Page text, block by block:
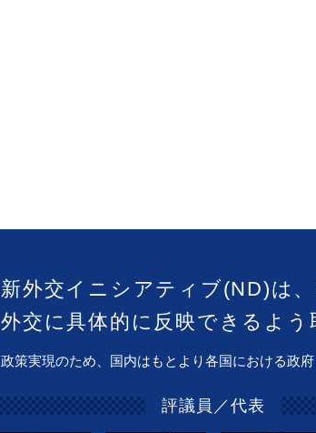
新外交イニシアティブ(ND)は
外交に具体的に反映できるよう
政策実現のため、国内はもとより各国における政
評議員／代表